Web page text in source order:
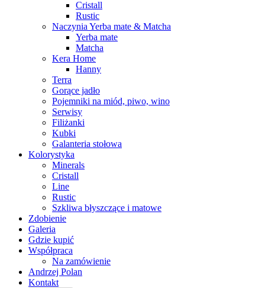
Cristall
Rustic
Naczynia Yerba mate & Matcha
Yerba mate
Matcha
Kera Home
Hanny
Terra
Gorące jadło
Pojemniki na miód, piwo, wino
Serwisy
Filiżanki
Kubki
Galanteria stołowa
Kolorystyka
Minerals
Cristall
Line
Rustic
Szkliwa błyszczące i matowe
Zdobienie
Galeria
Gdzie kupić
Współpraca
Na zamówienie
Andrzej Polan
Kontakt